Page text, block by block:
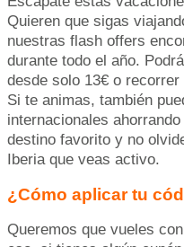
Quieren que sigas
nuestras flash offers
durante todo el año.
desde solo 13€ o
Si te animas, también
internacionales
destino favorito y no
Iberia que veas activo.
¿Cómo aplicar tu
Queremos que vueles